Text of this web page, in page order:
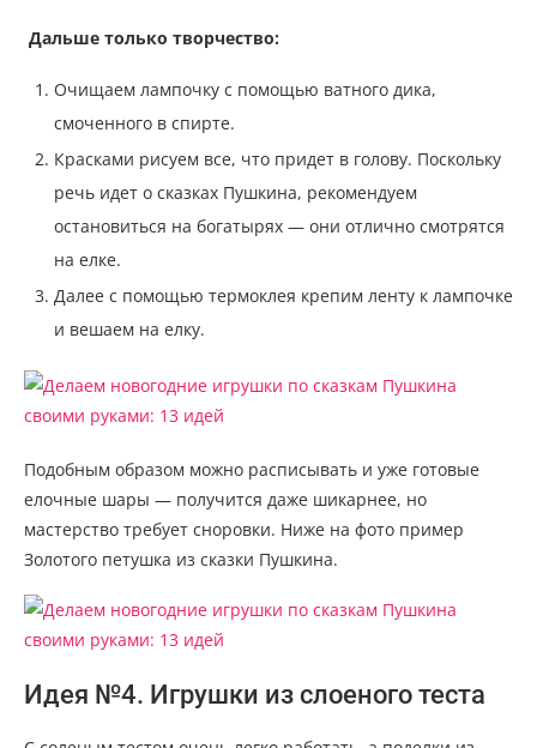
Дальше только творчество:
Очищаем лампочку с помощью ватного дика,
смоченного в спирте.
Красками рисуем все, что придет в голову. Поскольку
речь идет о сказках Пушкина, рекомендуем
остановиться на богатырях — они отлично смотрятся
на елке.
Далее с помощью термоклея крепим ленту к лампочке
и вешаем на елку.
Подобным образом можно расписывать и уже готовые
елочные шары — получится даже шикарнее, но
мастерство требует сноровки. Ниже на фото пример
Золотого петушка из сказки Пушкина.
Идея №4. Игрушки из слоеного теста